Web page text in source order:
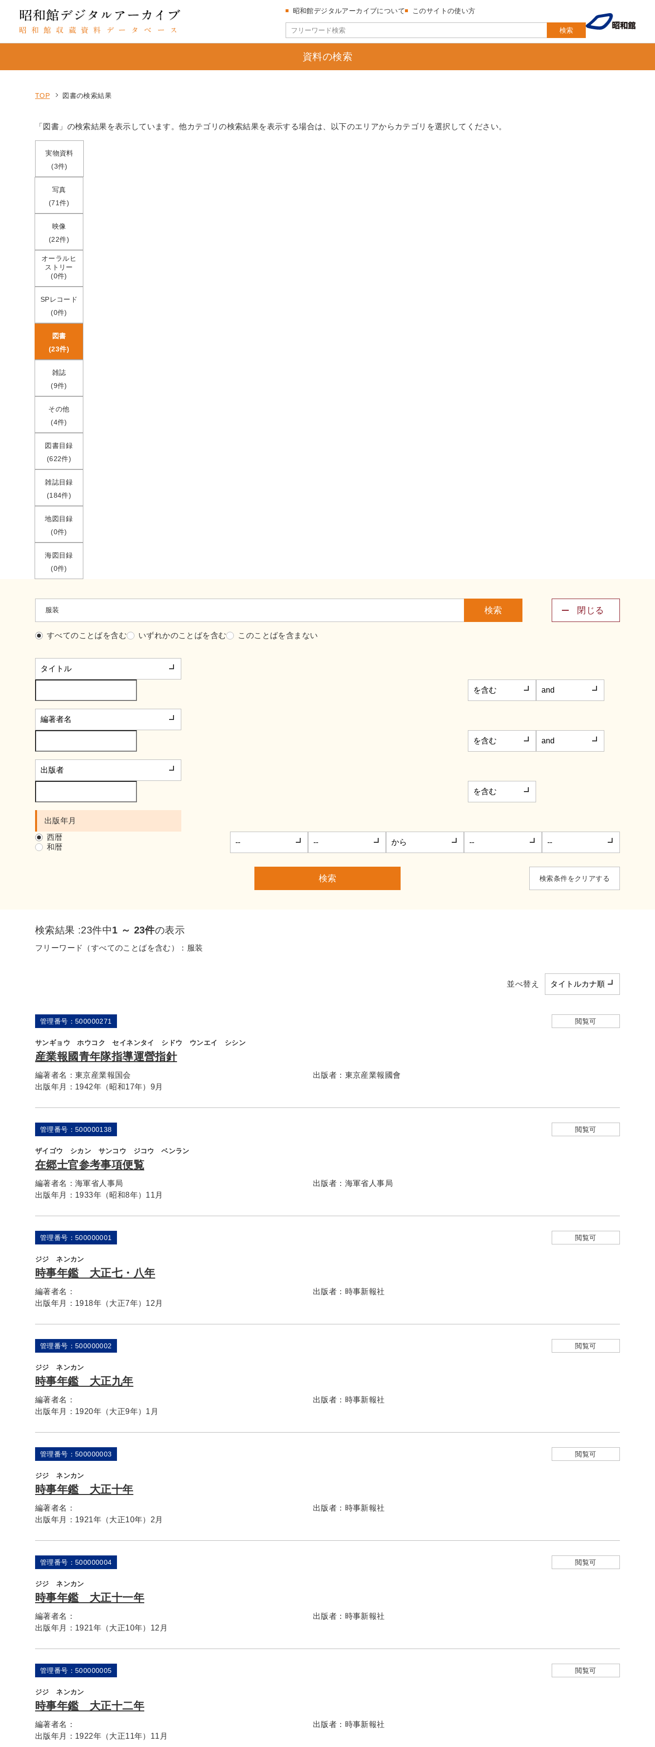
検索
昭和館デジタルアーカイブについて このサイトの使い方
資料の検索
TOP 図書の検索結果
「図書」の検索結果を表示しています。他カテゴリの検索結果を表示する場合は、以下のエリアからカテゴリを選択してください。
実物資料
(3件)
写真
(71件)
映像
(22件)
オーラルヒ
ストリー
(0件)
SPレコード
(0件)
図書
(23件)
雑誌
(9件)
その他
(4件)
図書目録
(622件)
雑誌目録
(184件)
地図目録
(0件)
海図目録
(0件)
検索
すべてのことばを含む いずれかのことばを含む このことばを含まない
閉じる
出版年月
西暦
和暦
検索 検索条件をクリアする
検索結果 :23件中1 ～ 23件の表示
フリーワード（すべてのことばを含む）： 服装
並べ替え
管理番号：500000271 閲覧可
サンギョウ ホウコク セイネンタイ シドウ ウンエイ シシン
産業報國青年隊指導運營指針
編著者名： 東京産業報国会 出版者： 東京産業報國會
出版年月： 1942年（昭和17年）9月
管理番号：500000138 閲覧可
ザイゴウ シカン サンコウ ジコウ ベンラン
在郷士官参考事項便覧
編著者名： 海軍省人事局 出版者： 海軍省人事局
出版年月： 1933年（昭和8年）11月
管理番号：500000001 閲覧可
ジジ ネンカン
時事年鑑 大正七・八年
編著者名： 出版者： 時事新報社
出版年月： 1918年（大正7年）12月
管理番号：500000002 閲覧可
ジジ ネンカン
時事年鑑 大正九年
編著者名： 出版者： 時事新報社
出版年月： 1920年（大正9年）1月
管理番号：500000003 閲覧可
ジジ ネンカン
時事年鑑 大正十年
編著者名： 出版者： 時事新報社
出版年月： 1921年（大正10年）2月
管理番号：500000004 閲覧可
ジジ ネンカン
時事年鑑 大正十一年
編著者名： 出版者： 時事新報社
出版年月： 1921年（大正10年）12月
管理番号：500000005 閲覧可
ジジ ネンカン
時事年鑑 大正十二年
編著者名： 出版者： 時事新報社
出版年月： 1922年（大正11年）11月